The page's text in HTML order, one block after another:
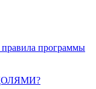
программы
ДОЛЯМИ?